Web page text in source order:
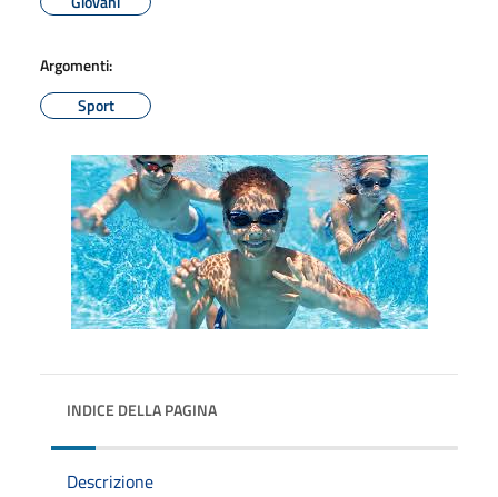
Argomenti:
Sport
INDICE DELLA PAGINA
Descrizione